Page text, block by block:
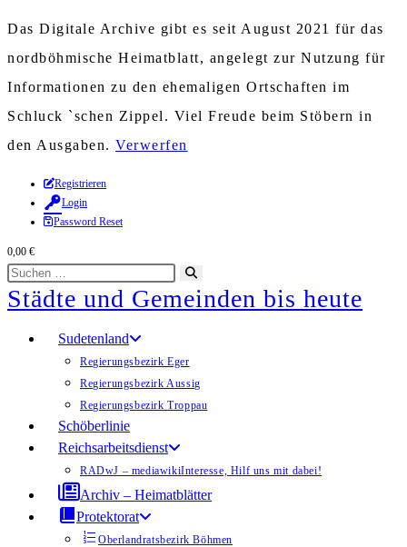
Das Digitale Archive gibt es seit August 2021 für das
nordböhmische Heimatblatt, angelegt zur Nutzung für
Informationen zu den ehemaligen Ortschaften im
Schluck `schen Zippel. Viel Freude beim Stöbern in
den Ausgaben. Verwerfen
Zum
Inhalt
springen
Registrieren
Login
Password Reset
0,00 €
Diese
Website
durchsuchen
starten
Städte und Gemeinden bis heute
Sudetenland
Regierungsbezirk Eger
Regierungsbezirk Aussig
Regierungsbezirk Troppau
Schöberlinie
Reichsarbeitsdienst
RADwJ – mediawikiInteresse, Hilf uns mit dabei!
Archiv – Heimatblätter
Protektorat
Oberlandratsbezirk Böhmen